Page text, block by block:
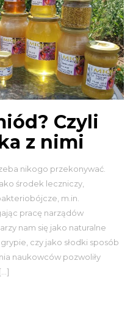
Czyli
z nimi
nikogo przekonywać.
środek leczniczy,
m.in.
pracę narządów
nam się jako naturalne
czy jako słodki sposób
naukowców pozwoliły